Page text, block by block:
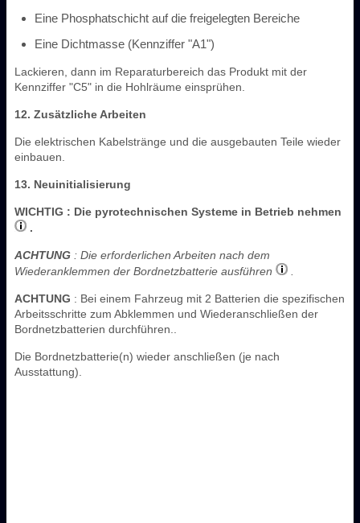
Eine Phosphatschicht auf die freigelegten Bereiche
Eine Dichtmasse (Kennziffer "A1")
Lackieren, dann im Reparaturbereich das Produkt mit der
Kennziffer "C5" in die Hohlräume einsprühen.
12. Zusätzliche Arbeiten
Die elektrischen Kabelstränge und die ausgebauten Teile wieder
einbauen.
13. Neuinitialisierung
WICHTIG : Die pyrotechnischen Systeme in Betrieb nehmen
.
ACHTUNG : Die erforderlichen Arbeiten nach dem
Wiederanklemmen der Bordnetzbatterie ausführen
ACHTUNG : Bei einem Fahrzeug mit 2 Batterien die spezifischen
Arbeitsschritte zum Abklemmen und Wiederanschließen der
Bordnetzbatterien durchführen..
Die Bordnetzbatterie(n) wieder anschließen (je nach
Ausstattung).